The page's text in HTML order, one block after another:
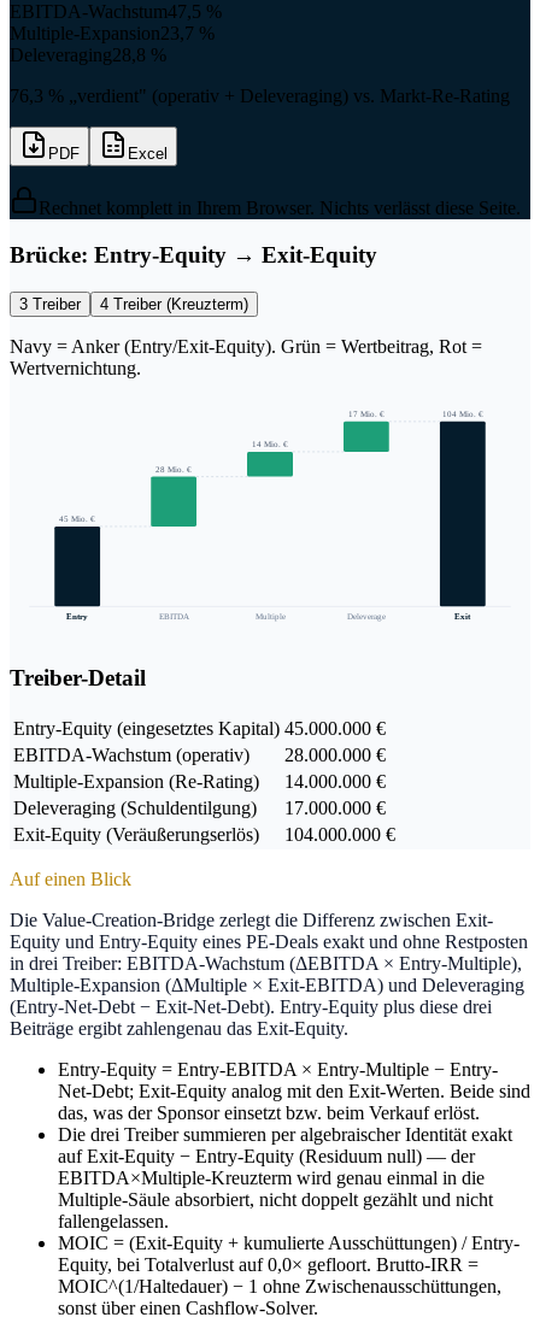
EBITDA-Wachstum47,5 %
Multiple-Expansion23,7 %
Deleveraging28,8 %
76,3 % „verdient" (operativ + Deleveraging) vs. Markt-Re-Rating
PDF Excel
Rechnet komplett in Ihrem Browser. Nichts verlässt diese Seite.
Brücke: Entry-Equity → Exit-Equity
3 Treiber 4 Treiber (Kreuzterm)
Navy = Anker (Entry/Exit-Equity). Grün = Wertbeitrag, Rot =
Wertvernichtung.
45 Mio. €
Entry
28 Mio. €
EBITDA
14 Mio. €
Multiple
17 Mio. €
Deleverage
104 Mio. €
Exit
Treiber-Detail
Entry-Equity (eingesetztes Kapital) 45.000.000 €
EBITDA-Wachstum (operativ)
28.000.000 €
Multiple-Expansion (Re-Rating)
14.000.000 €
Deleveraging (Schuldentilgung)
17.000.000 €
Exit-Equity (Veräußerungserlös)
104.000.000 €
Auf einen Blick
Die Value-Creation-Bridge zerlegt die Differenz zwischen Exit-
Equity und Entry-Equity eines PE-Deals exakt und ohne Restposten
in drei Treiber: EBITDA-Wachstum (ΔEBITDA × Entry-Multiple),
Multiple-Expansion (ΔMultiple × Exit-EBITDA) und Deleveraging
(Entry-Net-Debt − Exit-Net-Debt). Entry-Equity plus diese drei
Beiträge ergibt zahlengenau das Exit-Equity.
Entry-Equity = Entry-EBITDA × Entry-Multiple − Entry-
Net-Debt; Exit-Equity analog mit den Exit-Werten. Beide sind
das, was der Sponsor einsetzt bzw. beim Verkauf erlöst.
Die drei Treiber summieren per algebraischer Identität exakt
auf Exit-Equity − Entry-Equity (Residuum null) — der
EBITDA×Multiple-Kreuzterm wird genau einmal in die
Multiple-Säule absorbiert, nicht doppelt gezählt und nicht
fallengelassen.
MOIC = (Exit-Equity + kumulierte Ausschüttungen) / Entry-
Equity, bei Totalverlust auf 0,0× gefloort. Brutto-IRR =
MOIC^(1/Haltedauer) − 1 ohne Zwischenausschüttungen,
sonst über einen Cashflow-Solver.